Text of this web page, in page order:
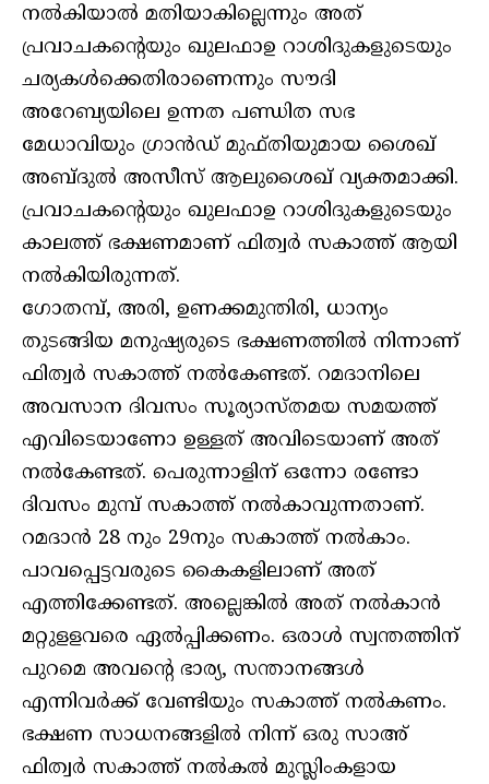
നല്‍കിയാല്‍ മതിയാകില്ലെന്നും അത്
പ്രവാചകന്റെയും ഖുലഫാഉ റാശിദുകളുടെയും
ചര്യകള്‍ക്കെതിരാണെന്നും സൗദി
അറേബ്യയിലെ ഉന്നത പണ്ഡിത സഭ
മേധാവിയും ഗ്രാന്‍ഡ് മുഫ്തിയുമായ ശൈഖ്
അബ്ദുല്‍ അസീസ് ആലുശൈഖ് വ്യക്തമാക്കി.
പ്രവാചകന്റെയും ഖുലഫാഉ റാശിദുകളുടെയും
കാലത്ത് ഭക്ഷണമാണ് ഫിത്വര്‍ സകാത്ത് ആയി
നല്‍കിയിരുന്നത്.
ഗോതമ്പ്, അരി, ഉണക്കമുന്തിരി, ധാന്യം
തുടങ്ങിയ മനുഷ്യരുടെ ഭക്ഷണത്തില്‍ നിന്നാണ്
ഫിത്വര്‍ സകാത്ത് നല്‍കേണ്ടത്. റമദാനിലെ
അവസാന ദിവസം സൂര്യാസ്തമയ സമയത്ത്
എവിടെയാണോ ഉള്ളത് അവിടെയാണ് അത്
നല്‍കേണ്ടത്. പെരുന്നാളിന് ഒന്നോ രണ്ടോ
ദിവസം മുമ്പ് സകാത്ത് നല്‍കാവുന്നതാണ്.
റമദാന്‍ 28 നും 29നും സകാത്ത് നല്‍കാം.
പാവപ്പെട്ടവരുടെ കൈകളിലാണ് അത്
എത്തിക്കേണ്ടത്. അല്ലെങ്കില്‍ അത് നല്‍കാന്‍
മറ്റുളളവരെ ഏല്‍പ്പിക്കണം. ഒരാള്‍ സ്വന്തത്തിന്
പുറമെ അവന്റെ ഭാര്യ, സന്താനങ്ങള്‍
എന്നിവര്‍ക്ക് വേണ്ടിയും സകാത്ത് നല്‍കണം.
ഭക്ഷണ സാധനങ്ങളില്‍ നിന്ന് ഒരു സാഅ്
ഫിത്വര്‍ സകാത്ത് നല്‍കല്‍ മുസ്ലിംകളായ